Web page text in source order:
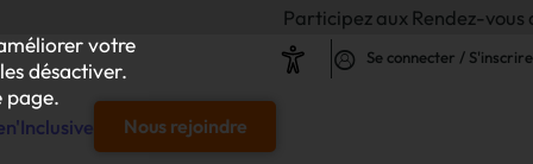
votre
désactiver.
page.
Participez aux Rendez-vous de
Se connecter / S'inscrire
Nous rejoindre